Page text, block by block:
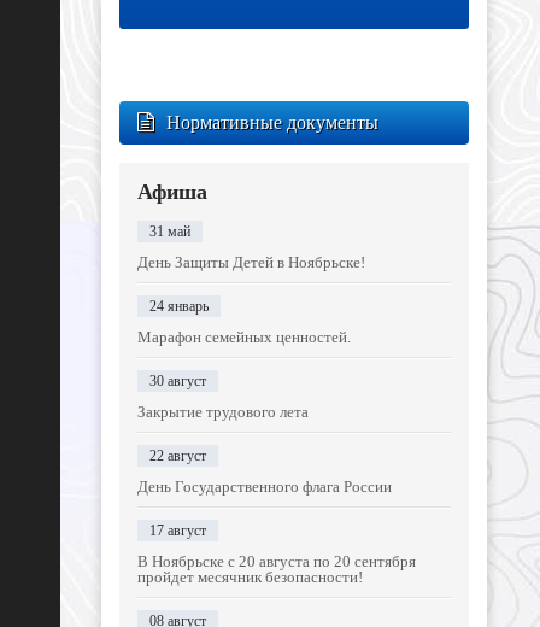
Нормативные документы
Афиша
31 май
День Защиты Детей в Ноябрьске!
24 январь
Марафон семейных ценностей.
30 август
Закрытие трудового лета
22 август
День Государственного флага России
17 август
В Ноябрьске с 20 августа по 20 сентября
пройдет месячник безопасности!
08 август